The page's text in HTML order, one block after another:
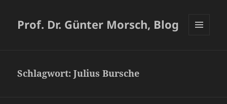
Prof. Dr. Günter Morsch, Blog
Schlagwort:Julius Bursche